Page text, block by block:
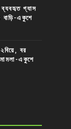
ব্যবহৃত গ্যাস
বাড়ি-একুশে
বর
মামলা-একুশে